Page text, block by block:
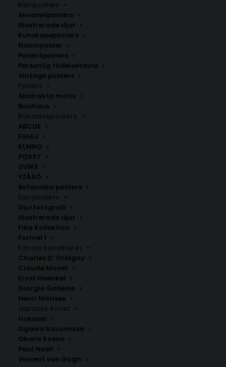
Barnposters
Akvarellposters
Illustrerade djur
Kunskapsposters
Namnposter
Patentposters
Personlig födelsetavla
Vintage posters
Posters
Abstrakta motiv
Bauhaus
Bokstavsposters
ABCDE
FGHIJ
KLMNO
PQRST
UVWX
YZÅÄÖ
Botaniska posters
Djurposters
Djurfotografi
Illustrerade djur
Fika Kollektion
Formel 1
Kända konstnärer
Charles D’ Orbigny
Claude Monet
Ernst Haeckel
Giorgio Gallesio
Henri Matisse
Japansk konst
Hokusai
Ogawa Kazumasa
Ohara Koson
Paul Nash
Vincent van Gogh
30×40 cm och 21×30 cm.
Höganäs kommun ,
ANDRA KÖPTE ÄVEN
Norregård
Fr. 200.00